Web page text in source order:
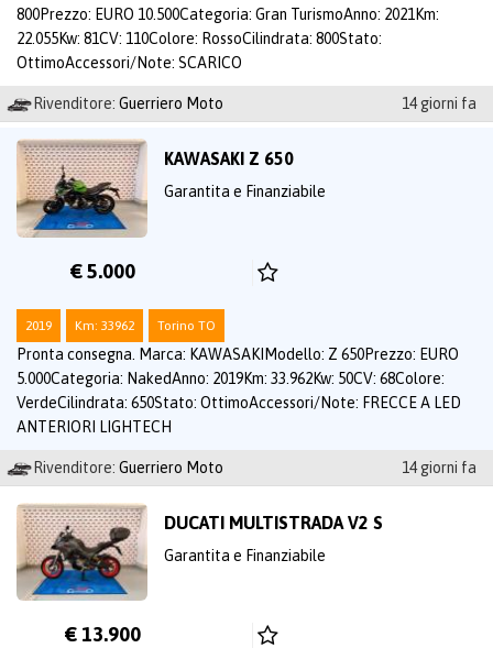
800Prezzo: EURO 10.500Categoria: Gran TurismoAnno: 2021Km:
22.055Kw: 81CV: 110Colore: RossoCilindrata: 800Stato:
OttimoAccessori/Note: SCARICO
Rivenditore: Guerriero Moto 14 giorni fa
KAWASAKI Z 650
Garantita e Finanziabile
€ 5.000
2019 Km: 33962 Torino TO
Pronta consegna. Marca: KAWASAKIModello: Z 650Prezzo: EURO
5.000Categoria: NakedAnno: 2019Km: 33.962Kw: 50CV: 68Colore:
VerdeCilindrata: 650Stato: OttimoAccessori/Note: FRECCE A LED
ANTERIORI LIGHTECH
Rivenditore: Guerriero Moto 14 giorni fa
DUCATI MULTISTRADA V2 S
Garantita e Finanziabile
€ 13.900